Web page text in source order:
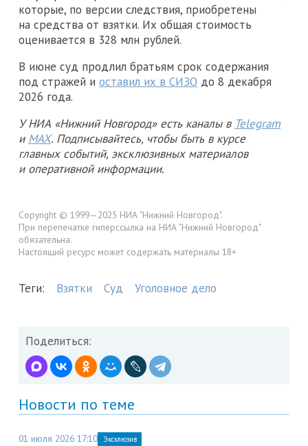
которые, по версии следствия, приобретены
на средства от взятки. Их общая стоимость
оценивается в 328 млн рублей.
В июне суд продлил братьям срок содержания
под стражей и оставил их в СИЗО до 8 декабря
2026 года.
У НИА «Нижний Новгород» есть каналы в Telegram
и MAX. Подписывайтесь, чтобы быть в курсе
главных событий, эксклюзивных материалов
и оперативной информации.
Copyright © 1999—2025 НИА "Нижний Новгород".
При перепечатке гиперссылка на НИА "Нижний Новгород"
обязательна.
Настоящий ресурс может содержать материалы 18+
Теги: Взятки Суд Уголовное дело
Поделиться:
Новости по теме
01 июля 2026 17:10 Эксклюзив